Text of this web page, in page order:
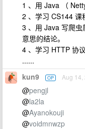
1 、用 Java （
2 、学习 CS144 课
3 、用 Java 写爬
意思的结论。
4 、学习 HTTP 协
......
kun9 OP Aug 14,
@pengjl
@la2la
@Ayanokouji
@voidmnwzp